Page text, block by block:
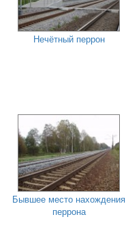
Нечётный перрон
Бывшее место нахождения
перрона